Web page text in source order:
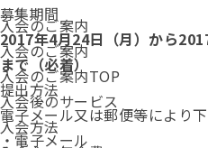
入会のご案内
入会のご案内
入会のご案内TOP
入会後のサービス
入会方法
募集期間
2017年4月24日（月）から
まで（必着）
提出方法
電子メール又は郵便等により
・電子メール